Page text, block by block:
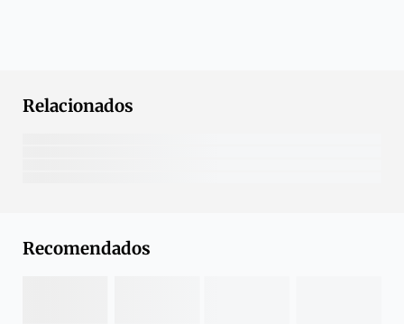
Relacionados
Recomendados